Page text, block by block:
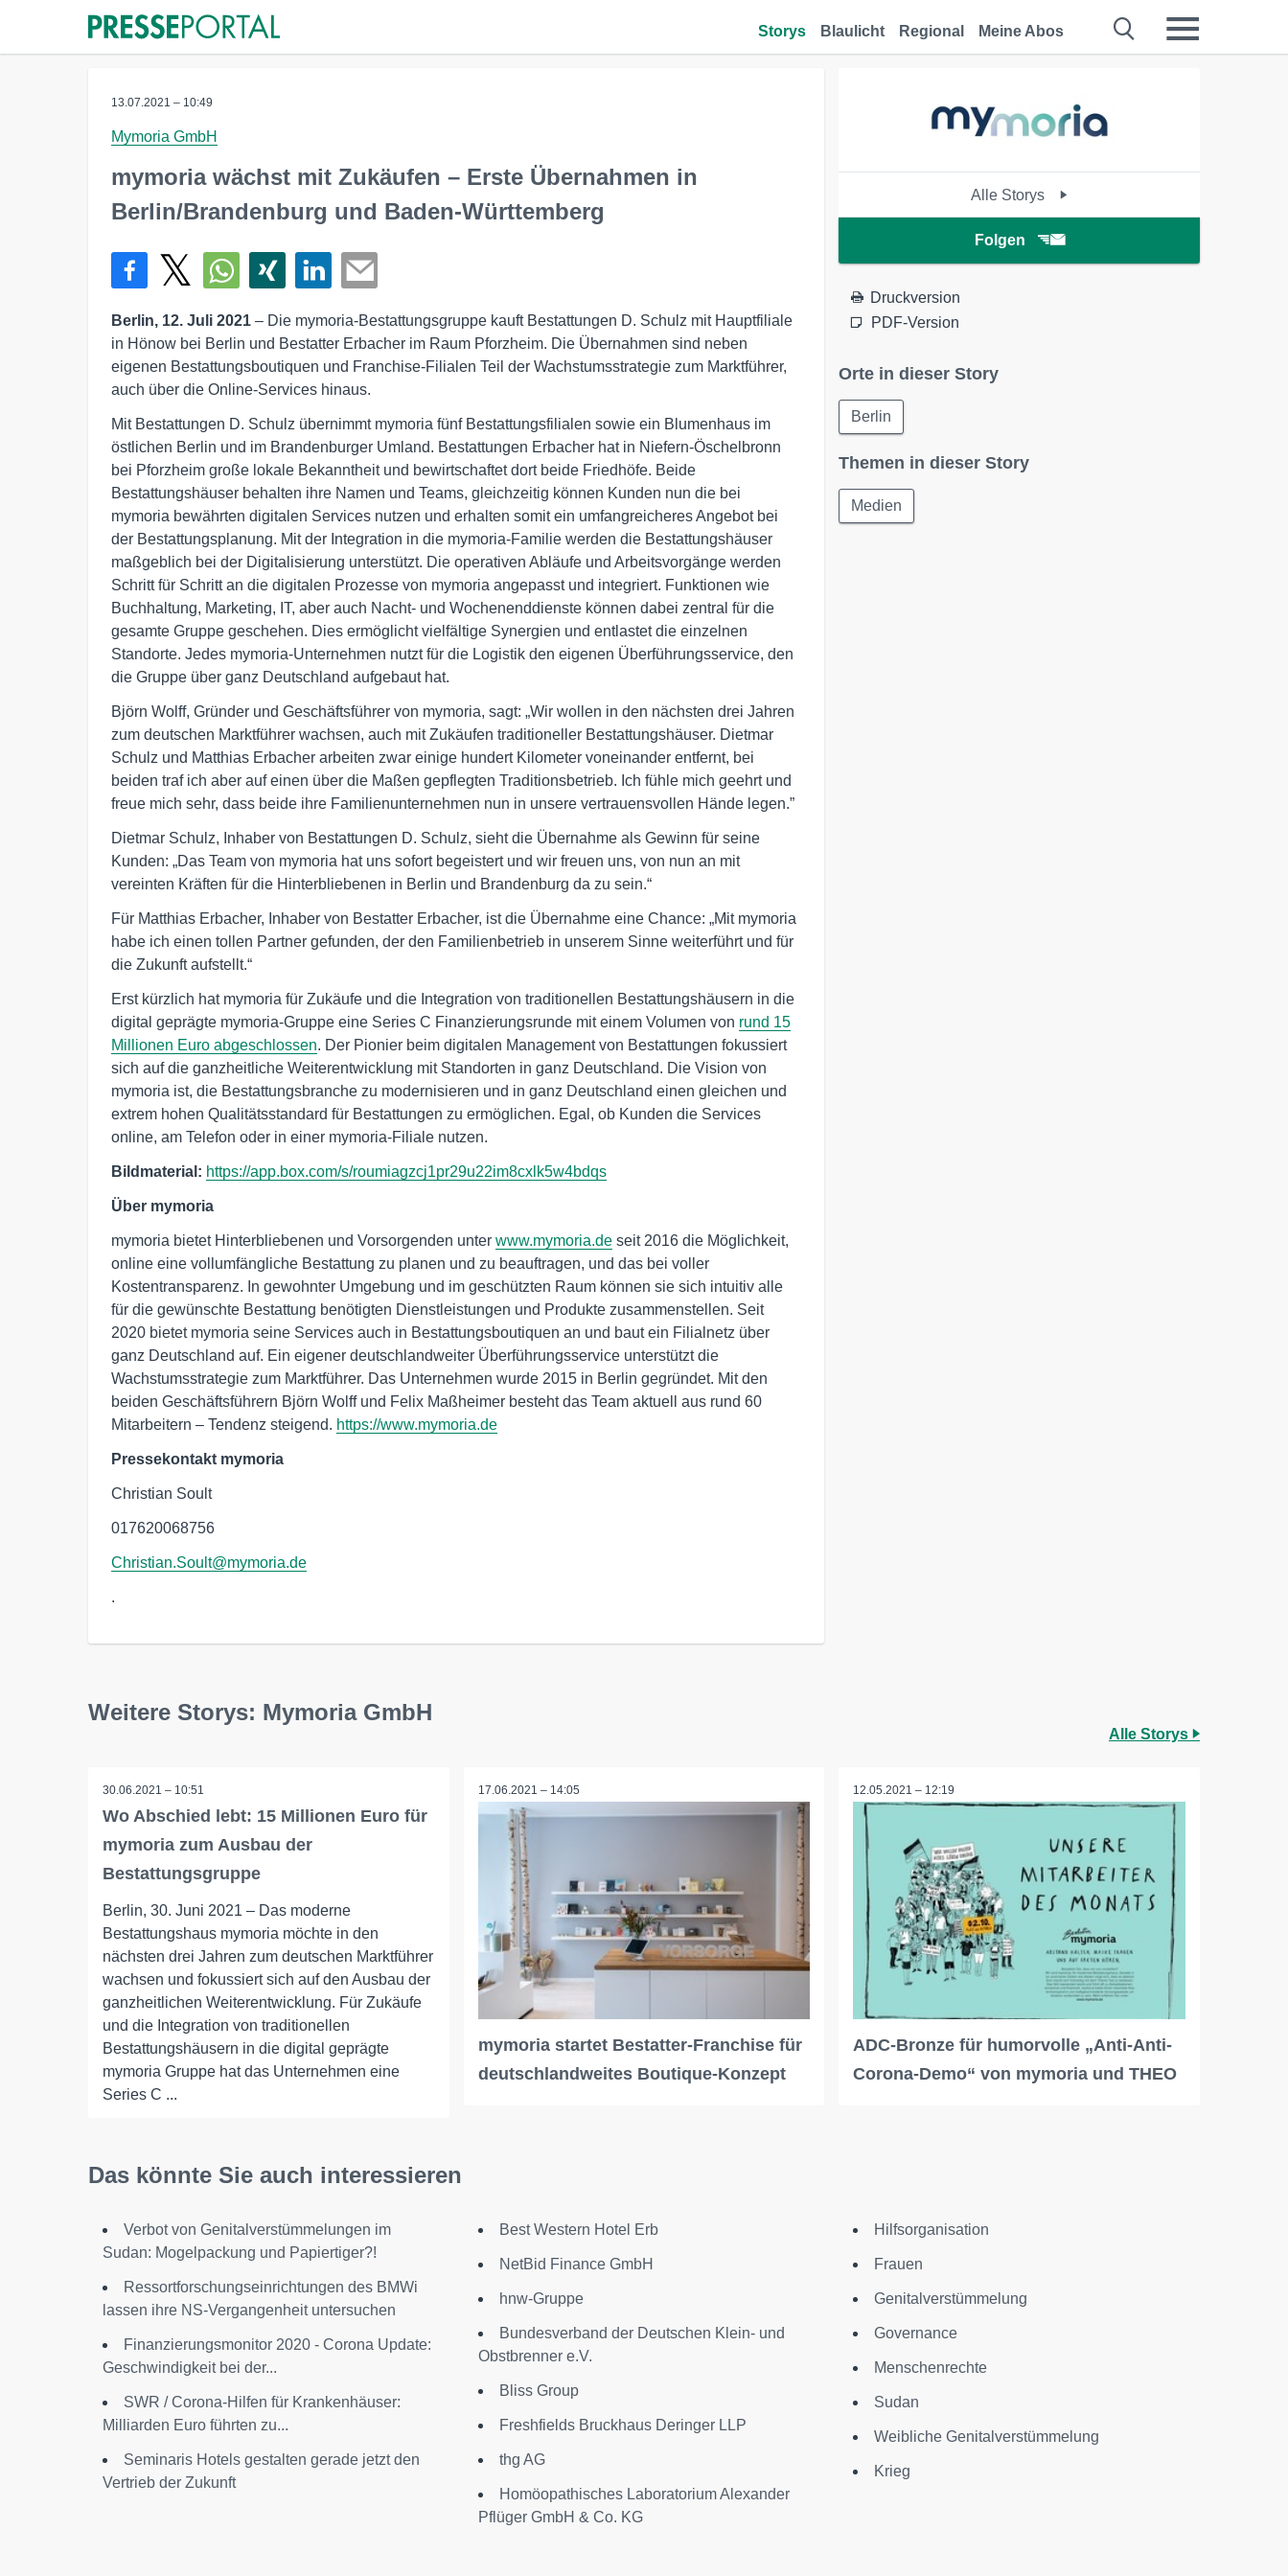
Storys Blaulicht Regional Meine Abos
13.07.2021 – 10:49
Mymoria GmbH
mymoria wächst mit Zukäufen – Erste Übernahmen in
Berlin/Brandenburg und Baden-Württemberg
Berlin, 12. Juli 2021 – Die mymoria-Bestattungsgruppe kauft Bestattungen D. Schulz mit Hauptfiliale
in Hönow bei Berlin und Bestatter Erbacher im Raum Pforzheim. Die Übernahmen sind neben
eigenen Bestattungsboutiquen und Franchise-Filialen Teil der Wachstumsstrategie zum Marktführer,
auch über die Online-Services hinaus.
Mit Bestattungen D. Schulz übernimmt mymoria fünf Bestattungsfilialen sowie ein Blumenhaus im
östlichen Berlin und im Brandenburger Umland. Bestattungen Erbacher hat in Niefern-Öschelbronn
bei Pforzheim große lokale Bekanntheit und bewirtschaftet dort beide Friedhöfe. Beide
Bestattungshäuser behalten ihre Namen und Teams, gleichzeitig können Kunden nun die bei
mymoria bewährten digitalen Services nutzen und erhalten somit ein umfangreicheres Angebot bei
der Bestattungsplanung. Mit der Integration in die mymoria-Familie werden die Bestattungshäuser
maßgeblich bei der Digitalisierung unterstützt. Die operativen Abläufe und Arbeitsvorgänge werden
Schritt für Schritt an die digitalen Prozesse von mymoria angepasst und integriert. Funktionen wie
Buchhaltung, Marketing, IT, aber auch Nacht- und Wochenenddienste können dabei zentral für die
gesamte Gruppe geschehen. Dies ermöglicht vielfältige Synergien und entlastet die einzelnen
Standorte. Jedes mymoria-Unternehmen nutzt für die Logistik den eigenen Überführungsservice, den
die Gruppe über ganz Deutschland aufgebaut hat.
Björn Wolff, Gründer und Geschäftsführer von mymoria, sagt: „Wir wollen in den nächsten drei Jahren
zum deutschen Marktführer wachsen, auch mit Zukäufen traditioneller Bestattungshäuser. Dietmar
Schulz und Matthias Erbacher arbeiten zwar einige hundert Kilometer voneinander entfernt, bei
beiden traf ich aber auf einen über die Maßen gepflegten Traditionsbetrieb. Ich fühle mich geehrt und
freue mich sehr, dass beide ihre Familienunternehmen nun in unsere vertrauensvollen Hände legen.”
Dietmar Schulz, Inhaber von Bestattungen D. Schulz, sieht die Übernahme als Gewinn für seine
Kunden: „Das Team von mymoria hat uns sofort begeistert und wir freuen uns, von nun an mit
vereinten Kräften für die Hinterbliebenen in Berlin und Brandenburg da zu sein.“
Für Matthias Erbacher, Inhaber von Bestatter Erbacher, ist die Übernahme eine Chance: „Mit mymoria
habe ich einen tollen Partner gefunden, der den Familienbetrieb in unserem Sinne weiterführt und für
die Zukunft aufstellt.“
Erst kürzlich hat mymoria für Zukäufe und die Integration von traditionellen Bestattungshäusern in die
digital geprägte mymoria-Gruppe eine Series C Finanzierungsrunde mit einem Volumen von rund 15
Millionen Euro abgeschlossen. Der Pionier beim digitalen Management von Bestattungen fokussiert
sich auf die ganzheitliche Weiterentwicklung mit Standorten in ganz Deutschland. Die Vision von
mymoria ist, die Bestattungsbranche zu modernisieren und in ganz Deutschland einen gleichen und
extrem hohen Qualitätsstandard für Bestattungen zu ermöglichen. Egal, ob Kunden die Services
online, am Telefon oder in einer mymoria-Filiale nutzen.
Bildmaterial: https://app.box.com/s/roumiagzcj1pr29u22im8cxlk5w4bdqs
Über mymoria
mymoria bietet Hinterbliebenen und Vorsorgenden unter www.mymoria.de seit 2016 die Möglichkeit,
online eine vollumfängliche Bestattung zu planen und zu beauftragen, und das bei voller
Kostentransparenz. In gewohnter Umgebung und im geschützten Raum können sie sich intuitiv alle
für die gewünschte Bestattung benötigten Dienstleistungen und Produkte zusammenstellen. Seit
2020 bietet mymoria seine Services auch in Bestattungsboutiquen an und baut ein Filialnetz über
ganz Deutschland auf. Ein eigener deutschlandweiter Überführungsservice unterstützt die
Wachstumsstrategie zum Marktführer. Das Unternehmen wurde 2015 in Berlin gegründet. Mit den
beiden Geschäftsführern Björn Wolff und Felix Maßheimer besteht das Team aktuell aus rund 60
Mitarbeitern – Tendenz steigend. https://www.mymoria.de
Pressekontakt mymoria
Christian Soult
017620068756
Christian.Soult@mymoria.de
.
Alle Storys
Folgen
Druckversion
PDF-Version
Orte in dieser Story
Berlin
Themen in dieser Story
Medien
Weitere Storys: Mymoria GmbH
Alle Storys
30.06.2021 – 10:51
Wo Abschied lebt: 15 Millionen Euro für
mymoria zum Ausbau der
Bestattungsgruppe
Berlin, 30. Juni 2021 – Das moderne
Bestattungshaus mymoria möchte in den
nächsten drei Jahren zum deutschen Marktführer
wachsen und fokussiert sich auf den Ausbau der
ganzheitlichen Weiterentwicklung. Für Zukäufe
und die Integration von traditionellen
Bestattungshäusern in die digital geprägte
mymoria Gruppe hat das Unternehmen eine
Series C ...
17.06.2021 – 14:05
mymoria startet Bestatter-Franchise für
deutschlandweites Boutique-Konzept
12.05.2021 – 12:19
ADC-Bronze für humorvolle „Anti-Anti-
Corona-Demo“ von mymoria und THEO
Das könnte Sie auch interessieren
Verbot von Genitalverstümmelungen im
Sudan: Mogelpackung und Papiertiger?!
Ressortforschungseinrichtungen des BMWi
lassen ihre NS-Vergangenheit untersuchen
Finanzierungsmonitor 2020 - Corona Update:
Geschwindigkeit bei der...
SWR / Corona-Hilfen für Krankenhäuser:
Milliarden Euro führten zu...
Seminaris Hotels gestalten gerade jetzt den
Vertrieb der Zukunft
Best Western Hotel Erb
NetBid Finance GmbH
hnw-Gruppe
Bundesverband der Deutschen Klein- und
Obstbrenner e.V.
Bliss Group
Freshfields Bruckhaus Deringer LLP
thg AG
Homöopathisches Laboratorium Alexander
Pflüger GmbH & Co. KG
Hilfsorganisation
Frauen
Genitalverstümmelung
Governance
Menschenrechte
Sudan
Weibliche Genitalverstümmelung
Krieg